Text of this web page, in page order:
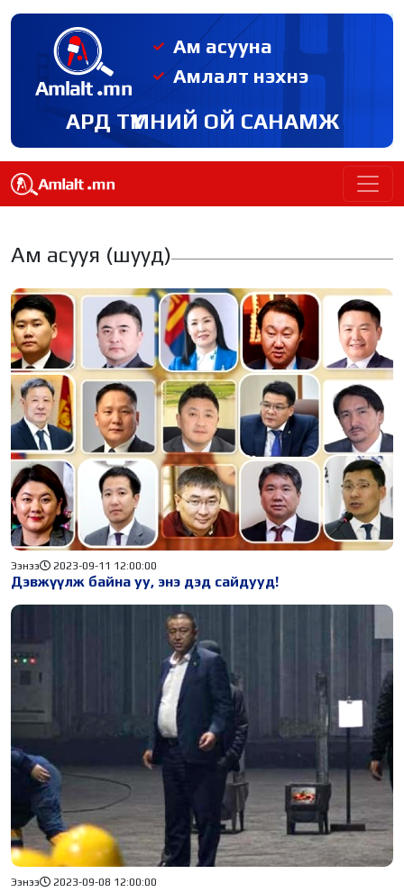
Ам асууна
Амлалт нэхнэ
АРД ТҮМНИЙ ОЙ САНАМЖ
Ам асууя (шууд)
Дэвжүүлж байна уу, энэ дэд сайдууд!
Ээнээ 2023-09-11 12:00:00
Ээнээ 2023-09-08 12:00:00